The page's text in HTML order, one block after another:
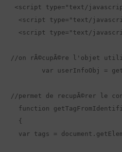
<script type="text/
<script type="text/
<script type="text/
//on rÃ©cupÃ©re l'objet
//permet de recupÃ©rer le
function
  {
var tags =